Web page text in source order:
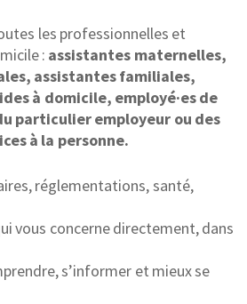
les professionnelles et
: assistantes maternelles,
assistantes familiales,
à domicile, employé·es de
particulier employeur ou des
à la personne.
réglementations, santé,
vous concerne directement, dans
s’informer et mieux se